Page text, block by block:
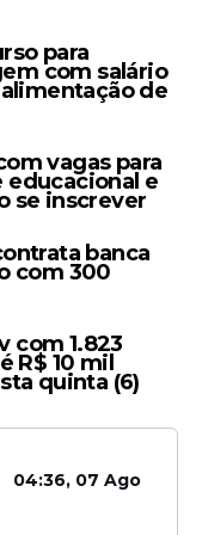
de
em escola
três
para
com salário
alimentação de
vagas para
educacional e
se inscrever
banca
com 300
com 1.823
R$ 10 mil
quinta (6)
04:36, 07 Ago